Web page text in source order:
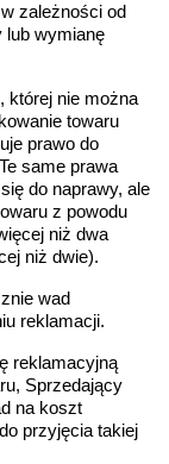
zależności od
lub wymianę
której nie można
towaru
prawo do
same prawa
do naprawy, ale
z powodu
niż dwa
niż dwie).
wad
reklamacji.
reklamacyjną
Sprzedający
na koszt
przyjęcia takiej